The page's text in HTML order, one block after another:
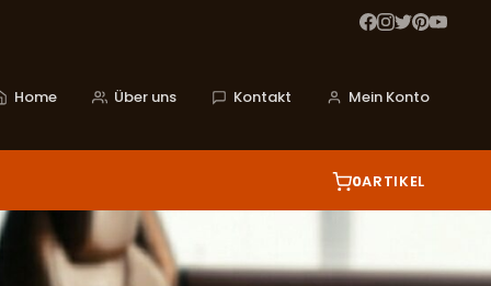
Home Über uns Kontakt Mein Konto
0ARTIKEL